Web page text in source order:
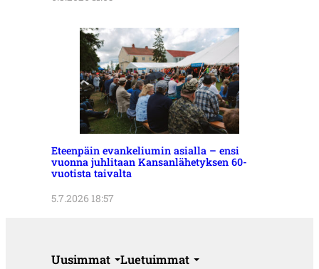
Eteenpäin evankeliumin asialla – ensi
vuonna juhlitaan Kansanlähetyksen 60-
vuotista taivalta
5.7.2026 18:57
Uusimmat Luetuimmat